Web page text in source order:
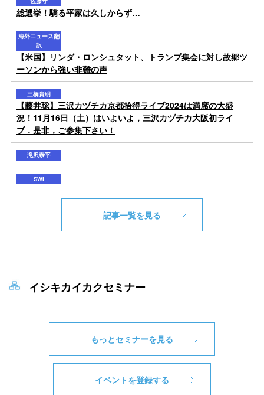
記事一覧を見る
イシキカイカクセミナー
もっとセミナーを見る
イベントを登録する